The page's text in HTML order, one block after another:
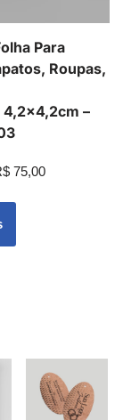
Para
Roupas,
4,2×4,2cm –
75,00